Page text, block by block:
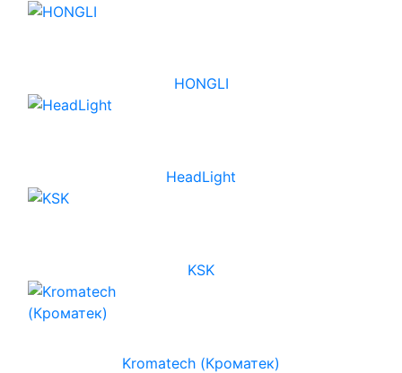
HONGLI
HeadLight
KSK
Kromatech (Кроматек)